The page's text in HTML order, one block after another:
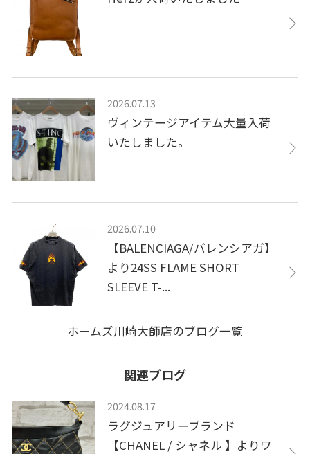
2026.07.13
ヴィンテージアイテム大量入荷
いたしました。
2026.07.10
【BALENCIAGA/バレンシアガ】
より24SS FLAME SHORT
SLEEVE T-...
ホームズ川崎大師店のブログ一覧
関連ブログ
2024.08.17
ラグジュアリーブランド
【CHANEL / シャネル 】よりワ